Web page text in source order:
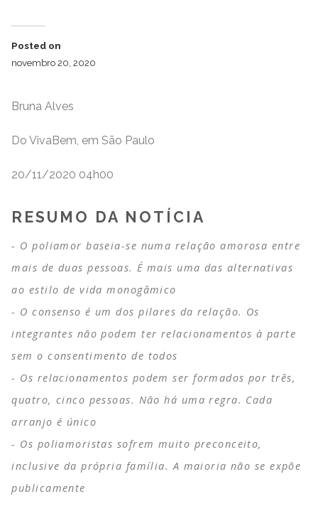
Posted on
novembro 20, 2020
Bruna Alves
Do VivaBem, em São Paulo
20/11/2020 04h00
RESUMO DA NOTÍCIA
O poliamor baseia-se numa relação amorosa entre
mais de duas pessoas. É mais uma das alternativas
ao estilo de vida monogâmico
O consenso é um dos pilares da relação. Os
integrantes não podem ter relacionamentos à parte
sem o consentimento de todos
Os relacionamentos podem ser formados por três,
quatro, cinco pessoas. Não há uma regra. Cada
arranjo é único
Os poliamoristas sofrem muito preconceito,
inclusive da própria família. A maioria não se expõe
publicamente